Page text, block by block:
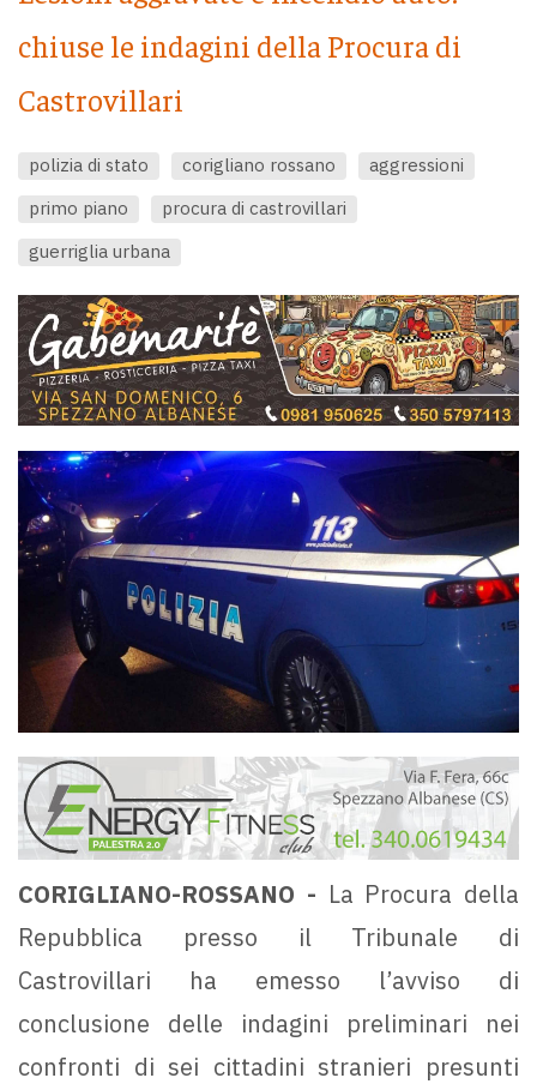
chiuse le indagini della Procura di
Castrovillari
polizia di stato corigliano rossano
aggressioni
primo piano
procura di castrovillari
guerriglia urbana
CORIGLIANO-ROSSANO - La Procura della
Repubblica presso il Tribunale di
Castrovillari ha emesso l’avviso di
conclusione delle indagini preliminari nei
confronti di sei cittadini stranieri presunti